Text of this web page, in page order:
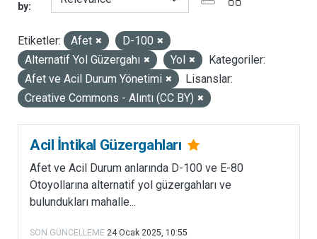
LISANSLAR
by
Etiketler: Afet
D-100
Alternatif Yol Güzergahı
Yol
Kategoriler:
Afet ve Acil Durum Yönetimi
Lisanslar:
Creative Commons - Alıntı (CC BY)
Acil İntikal Güzergahları
Afet ve Acil Durum anlarında D-100 ve E-80
Otoyollarına alternatif yol güzergahları ve
bulundukları mahalle...
SON GÜNCELLEME 24 Ocak 2025, 10:55